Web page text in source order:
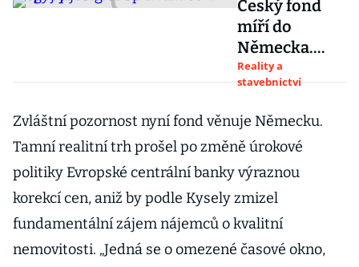
Český fond
míří do
Německa.
Spojil se s
globálním
hráčem z ligy
největších
správců
nákupních
center
Reality a
stavebnictví
Zvláštní pozornost nyní fond věnuje Německu.
Tamní realitní trh prošel po změně úrokové
politiky Evropské centrální banky výraznou
korekcí cen, aniž by podle Kysely zmizel
fundamentální zájem nájemců o kvalitní
nemovitosti. „Jedná se o omezené časové okno,